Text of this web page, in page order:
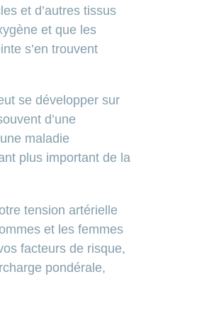
et d’autres tissus
et que les
s’en trouvent
se développer sur
d’une
maladie
plus important de la
tension artérielle
et les femmes
facteurs de risque,
pondérale,